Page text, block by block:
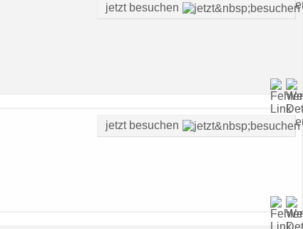
jetzt besuchen
jetzt besuchen